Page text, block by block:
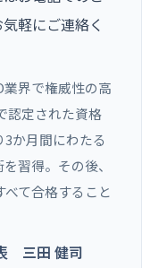
軽にご連絡く
業界で権威性の高
認定された資格
か月間にわたる
習得。その後、
て合格すること
三田 健司